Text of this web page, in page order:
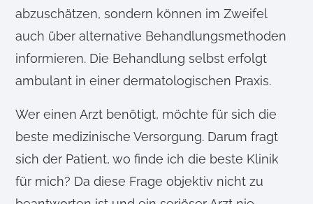
abzuschätzen, sondern können im Zweifel
auch über alternative Behandlungsmethoden
informieren. Die Behandlung selbst erfolgt
ambulant in einer dermatologischen Praxis.
Wer einen Arzt benötigt, möchte für sich die
beste medizinische Versorgung. Darum fragt
sich der Patient, wo finde ich die beste Klinik
für mich? Da diese Frage objektiv nicht zu